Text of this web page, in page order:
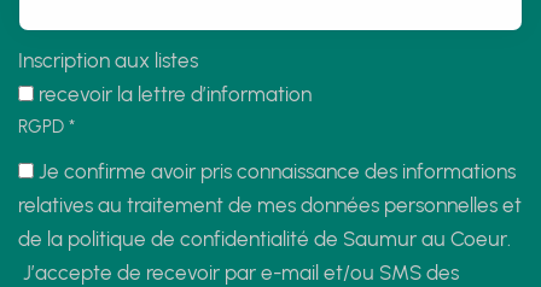
Inscription aux listes
recevoir la lettre d’information
RGPD *
Je confirme avoir pris connaissance des informations
relatives au traitement de mes données personnelles et
de la politique de confidentialité de Saumur au Coeur.
J’accepte de recevoir par e-mail et/ou SMS des